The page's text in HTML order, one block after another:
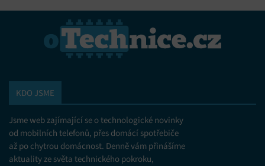
KDO JSME
Jsme web zajímající se o technologické novinky
od mobilních telefonů, přes domácí spotřebiče
až po chytrou domácnost. Denně vám přinášíme
aktuality ze světa technického pokroku,